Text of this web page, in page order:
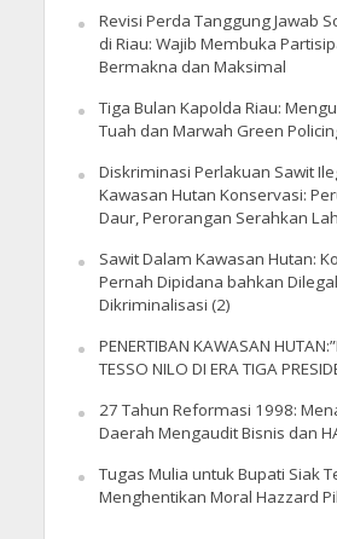
Revisi Perda Tanggung Jawab
di Riau: Wajib Membuka
Bermakna dan Maksimal
Tiga Bulan Kapolda Riau:
Tuah dan Marwah Green
Diskriminasi Perlakuan Sawit
Kawasan Hutan Konservasi:
Daur, Perorangan Serahkan
Sawit Dalam Kawasan Hutan:
Pernah Dipidana bahkan
Dikriminalisasi (2)
PENERTIBAN KAWASAN
TESSO NILO DI ERA TIGA
27 Tahun Reformasi 1998:
Daerah Mengaudit Bisnis dan
Tugas Mulia untuk Bupati Siak
Menghentikan Moral Hazzard